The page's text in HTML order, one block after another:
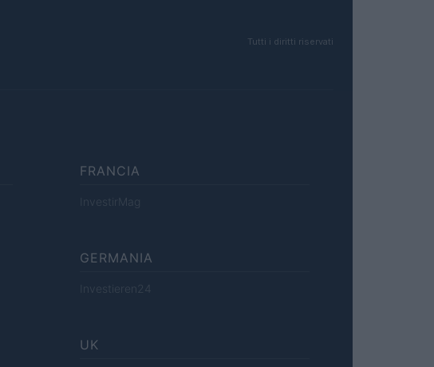
Tutti i diritti riservati
FRANCIA
InvestirMag
GERMANIA
Investieren24
UK